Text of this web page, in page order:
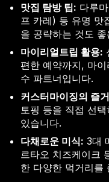
맛집 탐방 팁: 다루
프 카레) 등 유명 맛
을 공략하는 것도
마이리얼트립 활용:
편한 예약까지, 마
수 파트너입니다.
커스터마이징의 즐
토핑 등을 직접 선
있습니다.
다채로운 미식: 3대
르타오 치즈케이크
한 다양한 먹거리를